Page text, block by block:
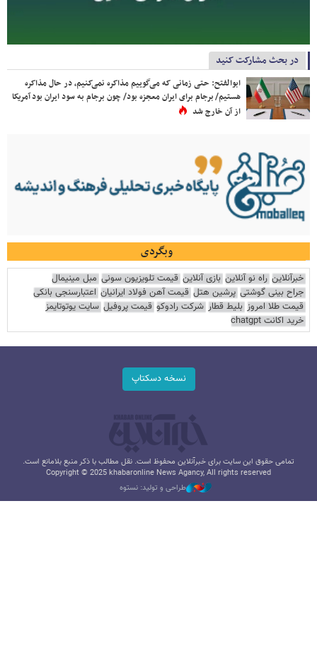
در بحث مشارکت کنید
ابوالفتح: حتی زمانی که می‌گوییم مذاکره نمی‌کنیم، در حال مذاکره
هستیم/ برجام برای ایران معجزه بود/ چون برجام به سود ایران بود آمریکا
از آن خارج شد
وبگردی
خبرآنلاین راه نو آنلاین بازی آنلاین قیمت تلویزیون سونی مبل مینیمال
جراح بینی گوشتی پرشین هتل قیمت آهن فولاد ایرانیان اعتبارسنجی بانکی
قیمت طلا امروز بلیط قطار شرکت رادوکو قیمت پروفیل سایت یوتوتایمز
خرید اکانت chatgpt
نسخه دسکتاپ
تمامی حقوق این سایت برای خبرآنلاین محفوظ است. نقل مطالب با ذکر منبع بلامانع است.
Copyright © 2025 khabaronline News Agancy, All rights reserved
طراحی و تولید: نستوه